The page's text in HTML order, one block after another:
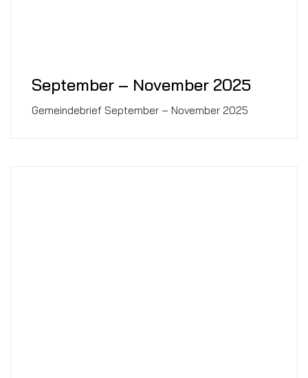
September – November 2025
Gemeindebrief September – November 2025